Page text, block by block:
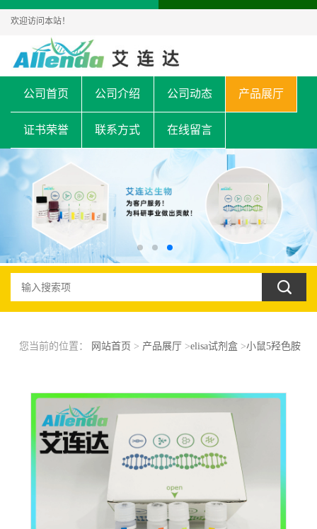
欢迎访问本站！
公司首页 公司介绍 公司动态 产品展厅
证书荣誉 联系方式 在线留言
您当前的位置： 网站首页 > 产品展厅 >elisa试剂盒>小鼠5羟色胺